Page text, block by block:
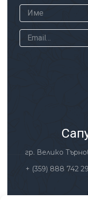
гр. Велико
+ (359) 888 742